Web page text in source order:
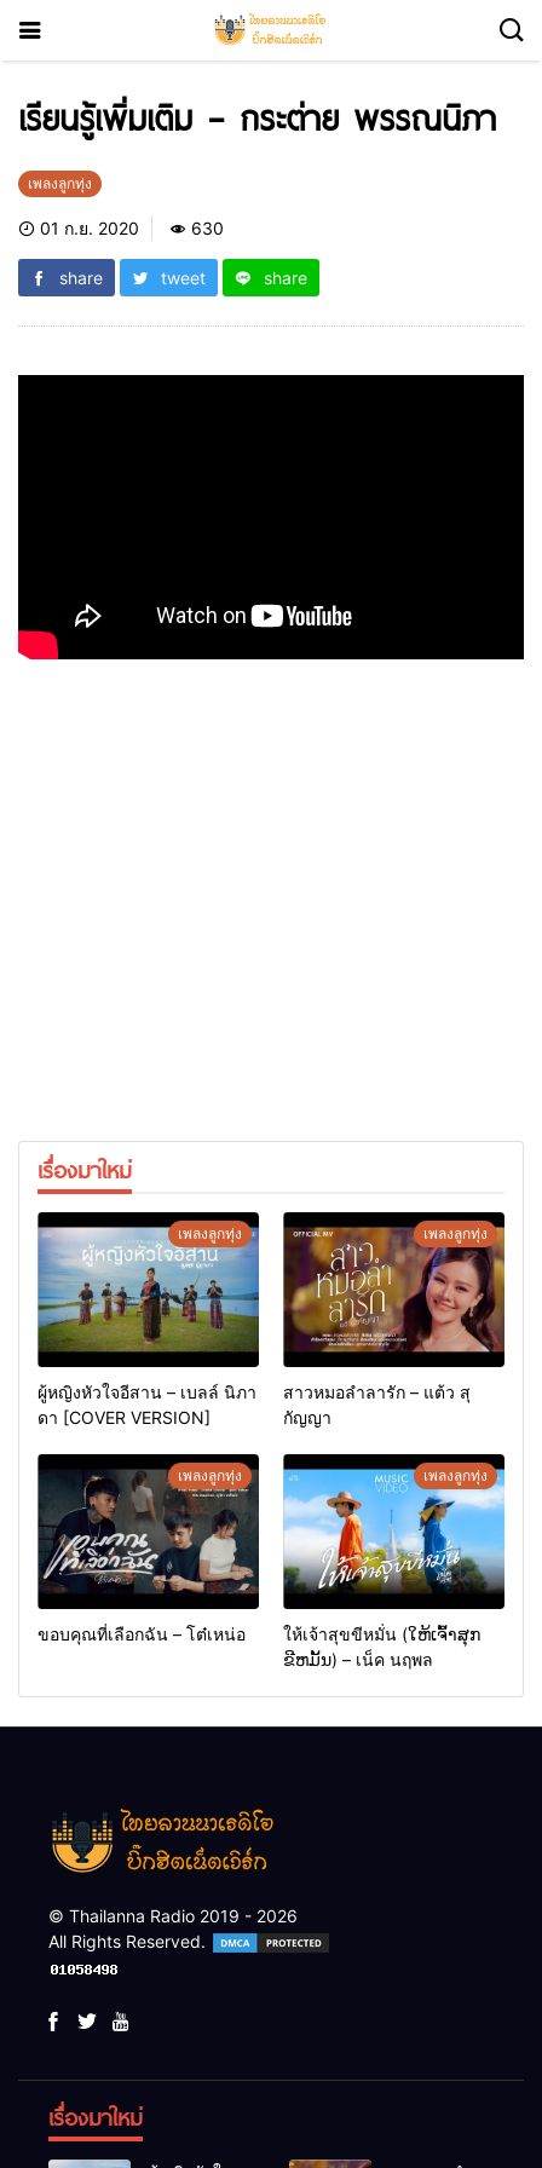
เรียนรู้เพิ่มเติม – กระต่าย พรรณนิภา
เพลงลูกทุ่ง
01 ก.ย. 2020 630
share tweet share
เรื่องมาใหม่
เพลงลูกทุ่ง
ผู้หญิงหัวใจอีสาน – เบลล์ นิภา
ดา [COVER VERSION]
เพลงลูกทุ่ง
สาวหมอลำลารัก – แต้ว สุ
กัญญา
เพลงลูกทุ่ง
ขอบคุณที่เลือกฉัน – โต๋เหน่อ
เพลงลูกทุ่ง
ให้เจ้าสุขขีหมั่น (ໃຫ້ເຈົ້າສຸກ
ຂີຫມັ້ນ) – เน็ค นฤพล
© Thailanna Radio 2019 - 2026
All Rights Reserved.
เรื่องมาใหม่